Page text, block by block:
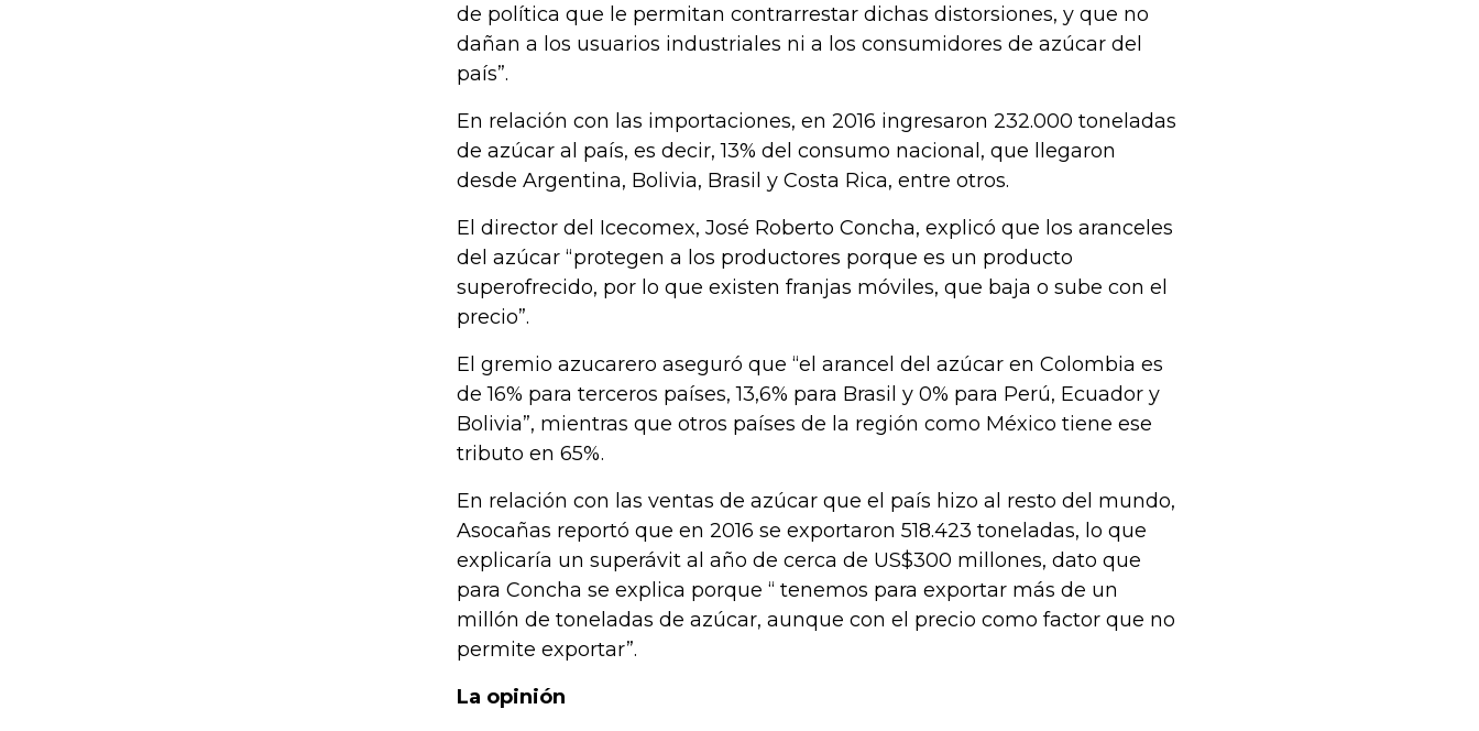
de política que le permitan contrarrestar dichas distorsiones, y que no
dañan a los usuarios industriales ni a los consumidores de azúcar del
país”.
En relación con las importaciones, en 2016 ingresaron 232.000 toneladas
de azúcar al país, es decir, 13% del consumo nacional, que llegaron
desde Argentina, Bolivia, Brasil y Costa Rica, entre otros.
El director del Icecomex, José Roberto Concha, explicó que los aranceles
del azúcar “protegen a los productores porque es un producto
superofrecido, por lo que existen franjas móviles, que baja o sube con el
precio”.
El gremio azucarero aseguró que “el arancel del azúcar en Colombia es
de 16% para terceros países, 13,6% para Brasil y 0% para Perú, Ecuador y
Bolivia”, mientras que otros países de la región como México tiene ese
tributo en 65%.
En relación con las ventas de azúcar que el país hizo al resto del mundo,
Asocañas reportó que en 2016 se exportaron 518.423 toneladas, lo que
explicaría un superávit al año de cerca de US$300 millones, dato que
para Concha se explica porque “ tenemos para exportar más de un
millón de toneladas de azúcar, aunque con el precio como factor que no
permite exportar”.
La opinión